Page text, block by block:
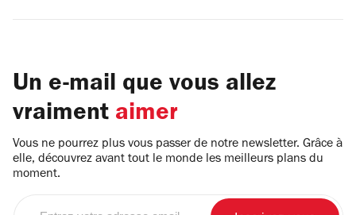
Un e-mail que vous allez
vraiment aimer
Vous ne pourrez plus vous passer de notre newsletter. Grâce à
elle, découvrez avant tout le monde les meilleurs plans du
moment.